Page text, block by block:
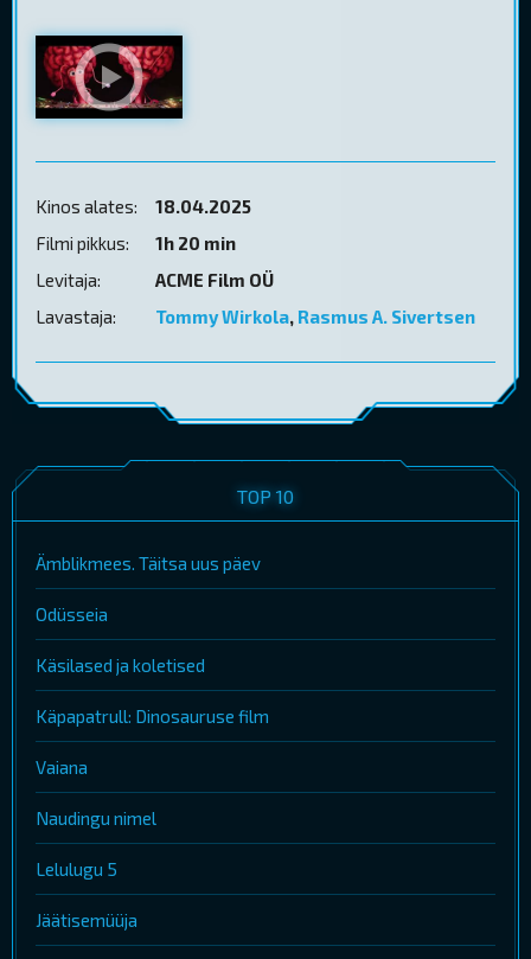
Kinos alates:
18.04.2025
Filmi pikkus:
1h 20 min
Levitaja:
ACME Film OÜ
Lavastaja:
Tommy Wirkola, Rasmus A. Sivertsen
TOP 10
Ämblikmees. Täitsa uus päev
Odüsseia
Käsilased ja koletised
Käpapatrull: Dinosauruse film
Vaiana
Naudingu nimel
Lelulugu 5
Jäätisemüüja